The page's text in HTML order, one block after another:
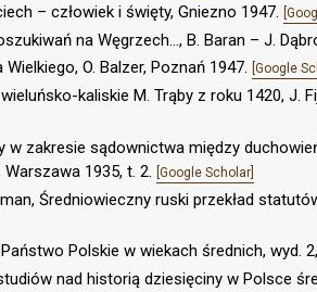
– człowiek i święty, Gniezno 1947.
na Węgrzech…, B. Baran – J.
O. Balzer, Poznań 1947. [Google
kaliskie M. Trąby z roku 1420, J.
w zakresie sądownictwa między
1935, t. 2. [Google Scholar]
Średniowieczny ruski przekład
Polskie w wiekach średnich, wyd.
nad historią dziesięciny w Polsce